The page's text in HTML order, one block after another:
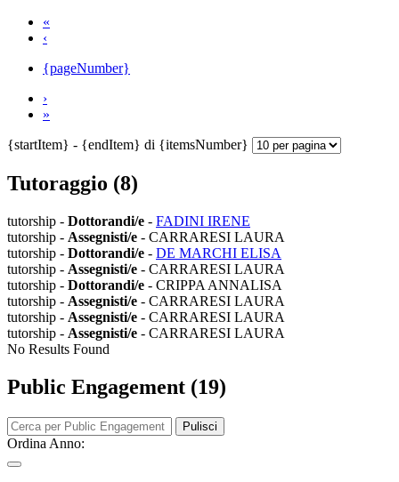
«
‹
{pageNumber}
›
»
{startItem} - {endItem} di {itemsNumber}
Tutoraggio (8)
tutorship - Dottorandi/e - FADINI IRENE
tutorship - Assegnisti/e - CARRARESI LAURA
tutorship - Dottorandi/e - DE MARCHI ELISA
tutorship - Assegnisti/e - CARRARESI LAURA
tutorship - Dottorandi/e - CRIPPA ANNALISA
tutorship - Assegnisti/e - CARRARESI LAURA
tutorship - Assegnisti/e - CARRARESI LAURA
tutorship - Assegnisti/e - CARRARESI LAURA
No Results Found
Public Engagement (19)
Pulisci
Ordina Anno: